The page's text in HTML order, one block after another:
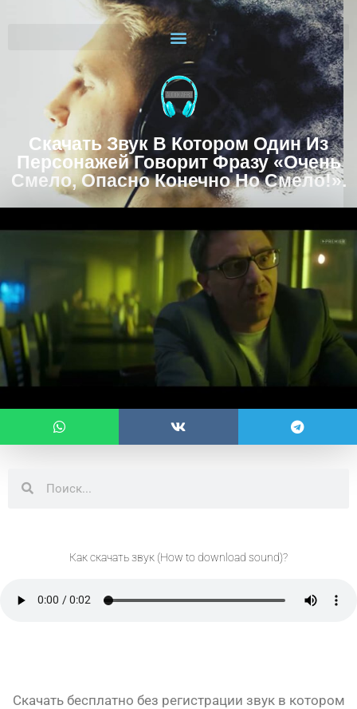
Скачать Звук В Котором Один Из
Персонажей Говорит Фразу «Очень
Смело, Опасно Конечно Но Смело!».
Как скачать звук (How to download sound)?
Скачать бесплатно без регистрации звук в котором